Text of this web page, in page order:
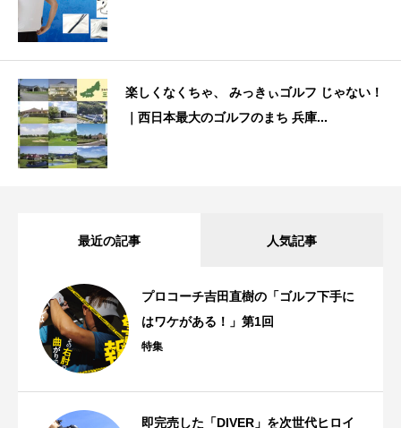
楽しくなくちゃ、 みっきぃゴルフ じゃない！
｜西日本最大のゴルフのまち 兵庫...
最近の記事 人気記事
プロコーチ吉田直樹の「ゴルフ下手に
はワケがある！」第1回
特集
即完売した「DIVER」を次世代ヒロイ